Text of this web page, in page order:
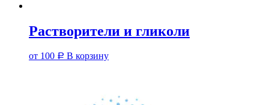
Растворители и гликоли
от 100 Р В корзину